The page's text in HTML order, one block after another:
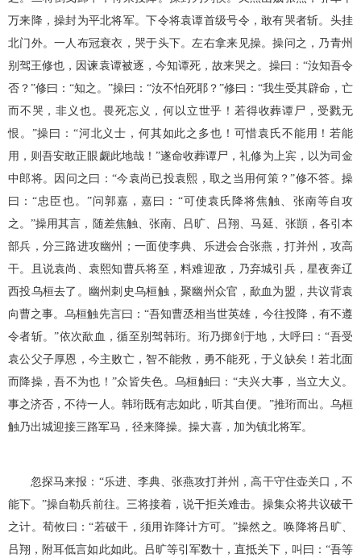
万来降，操封为平北将军。下令将袁谭首级号令，敢有哭者斩。头挂
北门外。一人布冠衰衣，哭于头下。左右拿来见操。操问之，乃青州
别驾王修也，因谏袁谭被逐，今知谭死，故来哭之。操曰：“汝知吾令
否？”修曰：“知之。”操曰：“汝不怕死耶？”修曰：“我生受其辟命，亡
而不哭，非义也。畏死忘义，何以立世乎！若得收葬谭尸，受戮无
恨。”操曰：“河北义士，何其如此之多也！可惜袁氏不能用！若能
用，则吾安敢正眼觑此地哉！”遂命收葬谭尸，礼修为上宾，以为司金
中郎将。因问之曰：“今袁尚已投袁熙，取之当用何策？”修不答。操
曰：“忠臣也。”问郭嘉，嘉曰：“可使袁氏降将焦触、张南等自攻
之。”操用其言，随差焦触、张南、吕旷、吕翔、马延、张顗，各引本
部兵，分三路进攻幽州；一面使李典、乐进会合张燕，打并州，攻高
干。且说袁尚、袁熙知曹兵将至，料难迎敌，乃弃城引兵，星夜奔辽
西投乌桓去了。幽州刺史乌桓触，聚幽州众官，歃血为盟，共议背袁
向曹之事。乌桓触先言曰：“吾知曹丞相当世英雄，今往投降，有不遵
令者斩。”依次歃血，循至别驾韩珩。珩乃掷剑于地，大呼曰：“吾受
袁公父子厚恩，今主败亡，智不能救，勇不能死，于义缺矣！若北面
而降操，吾不为也！”众皆失色。乌桓触曰：“夫兴大事，当立大义。
事之济否，不待一人。韩珩既有志如此，听其自便。”推珩而出。乌桓
触乃出城迎接三路军马，径来降操。操大喜，加为镇北将军。
忽探马来报：“乐进、李典、张燕攻打并州，高干守住壶关口，不
能下。”操自勒兵前往。三将接着，说干拒关难击。操集众将共议破干
之计。荀攸曰：“若破干，须用诈降计方可。”操然之。唤降将吕旷、
吕翔，附耳低言如此如此。吕旷等引军数十，直抵关下，叫曰：“吾等